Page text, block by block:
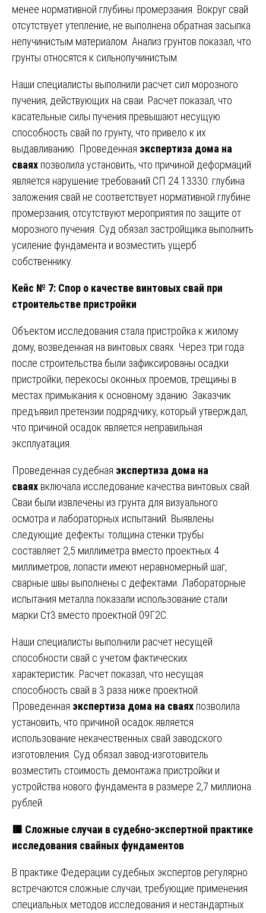
менее нормативной глубины промерзания. Вокруг свай
отсутствует утепление, не выполнена обратная засыпка
непучинистым материалом. Анализ грунтов показал, что
грунты относятся к сильнопучинистым.
Наши специалисты выполнили расчет сил морозного
пучения, действующих на сваи. Расчет показал, что
касательные силы пучения превышают несущую
способность свай по грунту, что привело к их
выдавливанию. Проведенная экспертиза дома на
сваях позволила установить, что причиной деформаций
является нарушение требований СП 24.13330: глубина
заложения свай не соответствует нормативной глубине
промерзания, отсутствуют мероприятия по защите от
морозного пучения. Суд обязал застройщика выполнить
усиление фундамента и возместить ущерб
собственнику.
Кейс № 7: Спор о качестве винтовых свай при
строительстве пристройки
Объектом исследования стала пристройка к жилому
дому, возведенная на винтовых сваях. Через три года
после строительства были зафиксированы осадки
пристройки, перекосы оконных проемов, трещины в
местах примыкания к основному зданию. Заказчик
предъявил претензии подрядчику, который утверждал,
что причиной осадок является неправильная
эксплуатация.
Проведенная судебная экспертиза дома на
сваях включала исследование качества винтовых свай.
Сваи были извлечены из грунта для визуального
осмотра и лабораторных испытаний. Выявлены
следующие дефекты: толщина стенки трубы
составляет 2,5 миллиметра вместо проектных 4
миллиметров, лопасти имеют неравномерный шаг,
сварные швы выполнены с дефектами. Лабораторные
испытания металла показали использование стали
марки Ст3 вместо проектной 09Г2С.
Наши специалисты выполнили расчет несущей
способности свай с учетом фактических
характеристик. Расчет показал, что несущая
способность свай в 3 раза ниже проектной.
Проведенная экспертиза дома на сваях позволила
установить, что причиной осадок является
использование некачественных свай заводского
изготовления. Суд обязал завод-изготовитель
возместить стоимость демонтажа пристройки и
устройства нового фундамента в размере 2,7 миллиона
рублей.
🟥 Сложные случаи в судебно-экспертной практике
исследования свайных фундаментов
В практике Федерации судебных экспертов регулярно
встречаются сложные случаи, требующие применения
специальных методов исследования и нестандартных